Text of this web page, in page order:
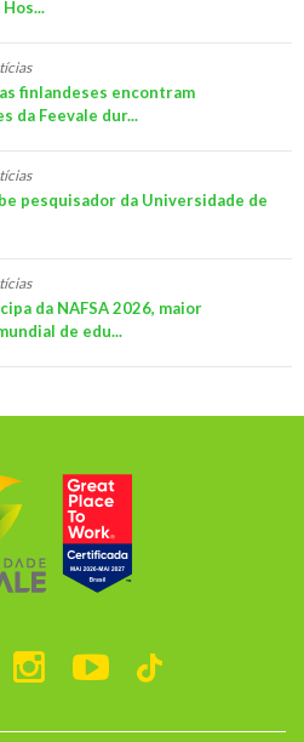
finlandeses encontram
da Feevale dur...
pesquisador da Universidade de
da NAFSA 2026, maior
de edu...